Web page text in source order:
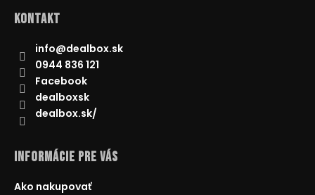
Kontakt
info@dealbox.sk
0944 836 121
Facebook
dealboxsk
dealbox.sk/
Informácie pre Vás
Ako nakupovať